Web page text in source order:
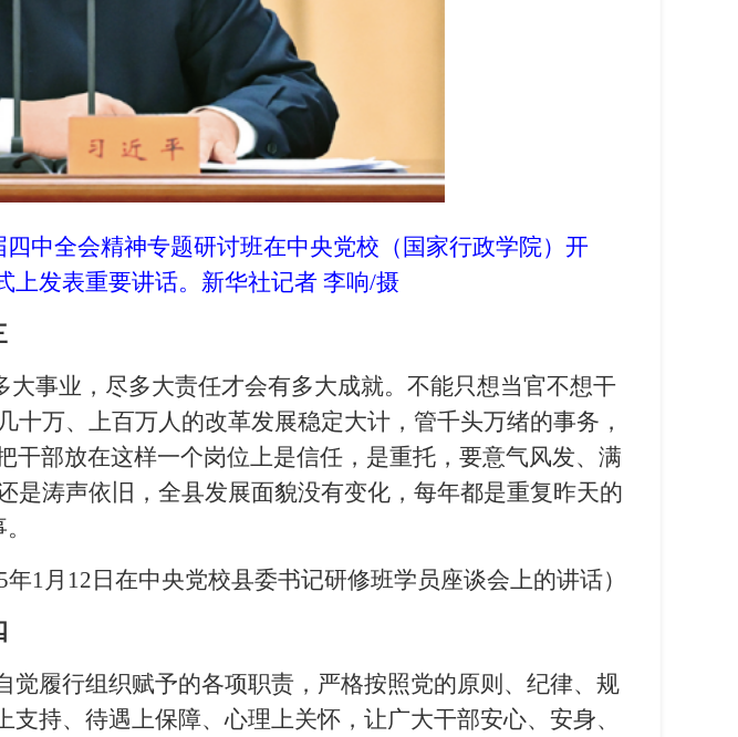
中全会精神专题研讨班在中央党校（国家行政学院）开
上发表重要讲话。新华社记者 李响/摄
事业，尽多大责任才会有多大成就。不能只想当官不想干
万、上百万人的改革发展稳定大计，管千头万绪的事务，
干部放在这样一个岗位上是信任，是重托，要意气风发、满
是涛声依旧，全县发展面貌没有变化，每年都是重复昨天的
年1月12日在中央党校县委书记研修班学员座谈会上的讲话）
履行组织赋予的各项职责，严格按照党的原则、纪律、规
持、待遇上保障、心理上关怀，让广大干部安心、安身、